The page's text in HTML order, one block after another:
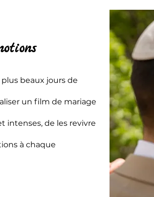
beaux jours de
un film de mariage
intenses, de les revivre
à chaque